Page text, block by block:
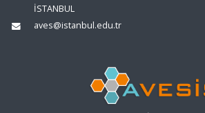
İSTANBUL
aves@istanbul.edu.tr